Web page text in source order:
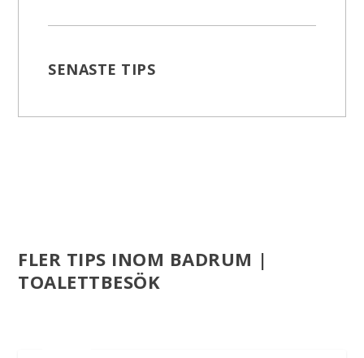
SENASTE TIPS
FLER TIPS INOM BADRUM |
TOALETTBESÖK